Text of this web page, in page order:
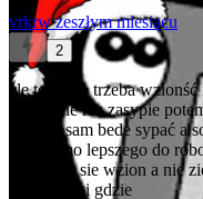
vrkrw zeszłym miesiącu
2
ale to panie trzeba
stać panie raz zasypie
zasypie sam bede sypać a
nic nie mo lepszego do
robote by sie wzion a nie
reszta drogi gdzie